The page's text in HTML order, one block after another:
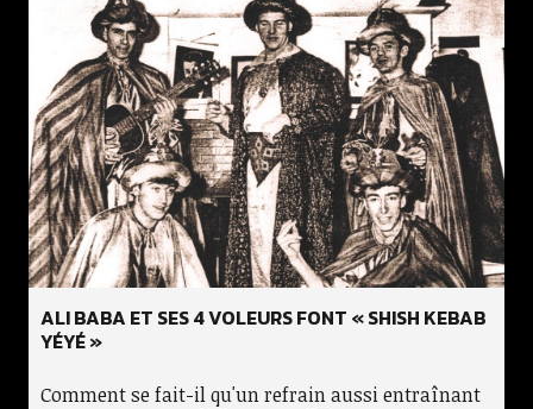
ALI BABA ET SES 4 VOLEURS FONT « SHISH KEBAB
YÉYÉ »
Comment se fait-il qu'un refrain aussi entraînant